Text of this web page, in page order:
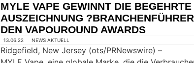
MYLE VAPE GEWINNT DIE BEGEHRTE
AUSZEICHNUNG
DEN VAPOUROUND AWARDS
13.06.22 NEWS AKTUELL
Ridgefield, New Jersey (ots/PRNewswire) –